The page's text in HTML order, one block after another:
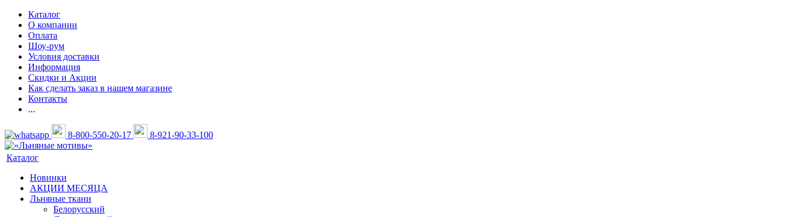
Каталог
О компании
Оплата
Шоу-рум
Условия доставки
Информация
Скидки и Акции
Как сделать заказ в нашем магазине
Контакты
...
8-800-550-20-17 8-921-90-33-100
Каталог
Новинки
АКЦИИ МЕСЯЦА
Льняные ткани
Белорусский